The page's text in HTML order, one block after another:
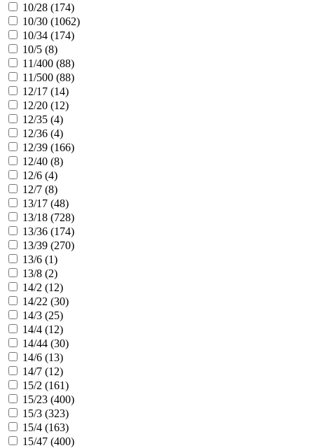
10/28 (174)
10/30 (1062)
10/34 (174)
10/5 (8)
11/400 (88)
11/500 (88)
12/17 (14)
12/20 (12)
12/35 (4)
12/36 (4)
12/39 (166)
12/40 (8)
12/6 (4)
12/7 (8)
13/17 (48)
13/18 (728)
13/36 (174)
13/39 (270)
13/6 (1)
13/8 (2)
14/2 (12)
14/22 (30)
14/3 (25)
14/4 (12)
14/44 (30)
14/6 (13)
14/7 (12)
15/2 (161)
15/23 (400)
15/3 (323)
15/4 (163)
15/47 (400)